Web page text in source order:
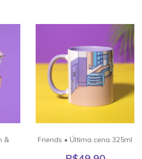
&
Friends • Última cena 325ml